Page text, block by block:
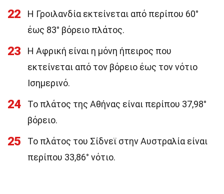
22
Η Γροιλανδία εκτείνεται από περίπου 60°
έως 83° βόρειο πλάτος.
23
Η Αφρική είναι η μόνη ήπειρος που
εκτείνεται από τον βόρειο έως τον νότιο
Ισημερινό.
24
Το πλάτος της Αθήνας είναι περίπου 37,98°
βόρειο.
25
Το πλάτος του Σίδνεϊ στην Αυστραλία είναι
περίπου 33,86° νότιο.